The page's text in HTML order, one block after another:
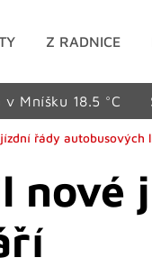
Z RADNICE
Mníšku 18.5 °C
řády autobusových